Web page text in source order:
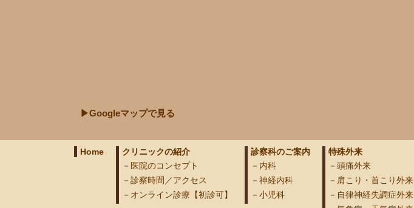
▶Googleマップで見る
Home
クリニックの紹介
医院のコンセプト
診察時間／アクセス
オンライン診療【初診可】
診察科のご案内
内科
神経内科
小児科
特殊外来
頭痛外来
肩こり・首こり外来
自律神経失調症外来